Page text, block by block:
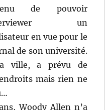
de pouvoir
un
en vue pour le
de son université.
ville, a prévu de
mais rien ne
Woody Allen n’a